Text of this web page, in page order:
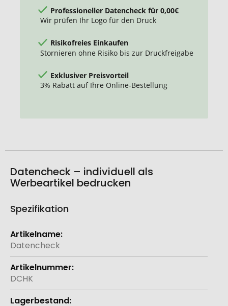
Professioneller Datencheck für 0,00€
Wir prüfen Ihr Logo für den Druck
Risikofreies Einkaufen
Stornieren ohne Risiko bis zur Druckfreigabe
Exklusiver Preisvorteil
3% Rabatt auf Ihre Online-Bestellung
Datencheck – individuell als
Werbeartikel bedrucken
Spezifikation
Weitere
Informationen
Datencheck
DCHK